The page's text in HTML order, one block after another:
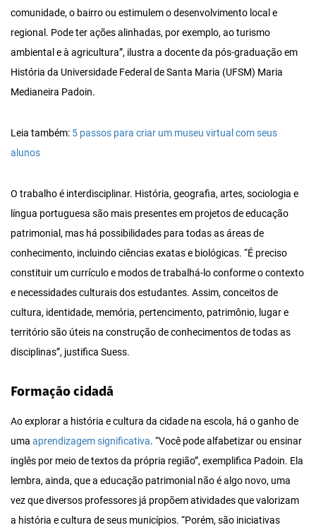
comunidade, o bairro ou estimulem o desenvolvimento local e
regional. Pode ter ações alinhadas, por exemplo, ao turismo
ambiental e à agricultura”, ilustra a docente da pós-graduação em
História da Universidade Federal de Santa Maria (UFSM) Maria
Medianeira Padoin.
Leia também: 5 passos para criar um museu virtual com seus
alunos
O trabalho é interdisciplinar. História, geografia, artes, sociologia e
língua portuguesa são mais presentes em projetos de educação
patrimonial, mas há possibilidades para todas as áreas de
conhecimento, incluindo ciências exatas e biológicas. “É preciso
constituir um currículo e modos de trabalhá-lo conforme o contexto
e necessidades culturais dos estudantes. Assim, conceitos de
cultura, identidade, memória, pertencimento, patrimônio, lugar e
território são úteis na construção de conhecimentos de todas as
disciplinas”, justifica Suess.
Formação cidadã
Ao explorar a história e cultura da cidade na escola, há o ganho de
uma aprendizagem significativa. “Você pode alfabetizar ou ensinar
inglês por meio de textos da própria região”, exemplifica Padoin. Ela
lembra, ainda, que a educação patrimonial não é algo novo, uma
vez que diversos professores já propõem atividades que valorizam
a história e cultura de seus municípios. “Porém, são iniciativas